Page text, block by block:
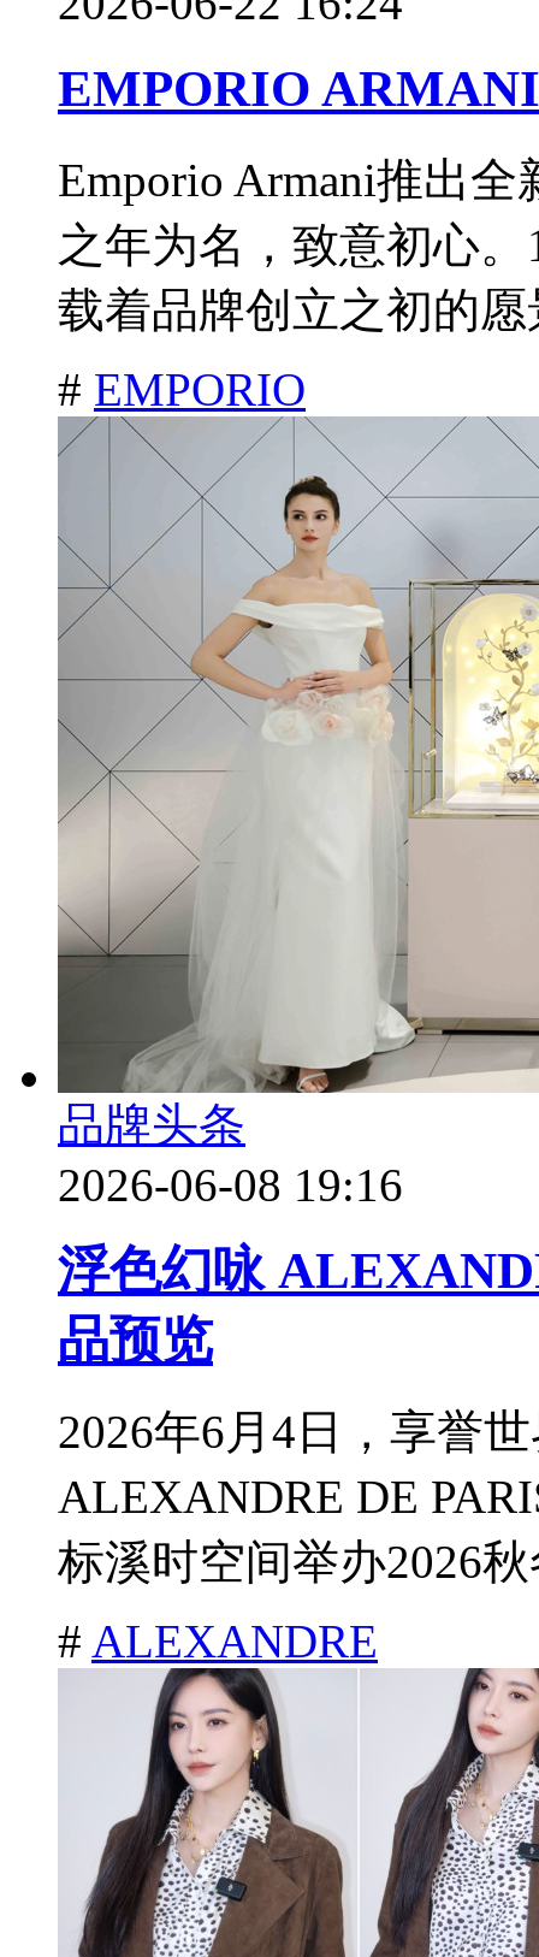
EMPORIO ARMANI
Emporio Armani推出
之年为名，致意初心
载着品牌创立之初的愿
# EMPORIO
品牌头条
2026-06-08 19:16
浮色幻咏
品预览
2026年6月4日，享誉
ALEXANDRE DE
标溪时空间举办2026
# ALEXANDRE